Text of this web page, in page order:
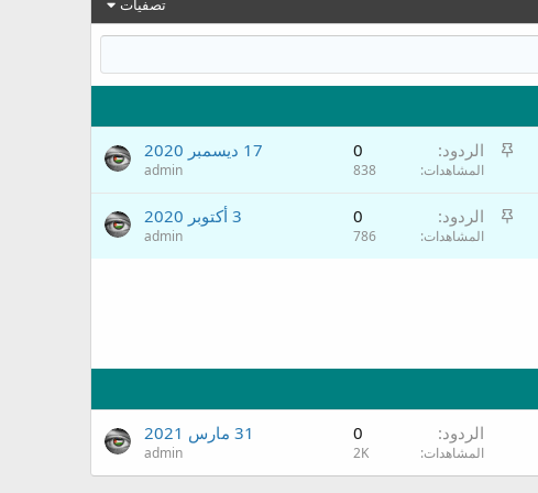
تصفيات
م
ت
الردود 0
المشاهدات 838
17 ديسمبر 2020
admin
م
ب
الردود 0
المشاهدات 786
3 أكتوبر 2020
admin
الردود 0
المشاهدات 2K
31 مارس 2021
admin